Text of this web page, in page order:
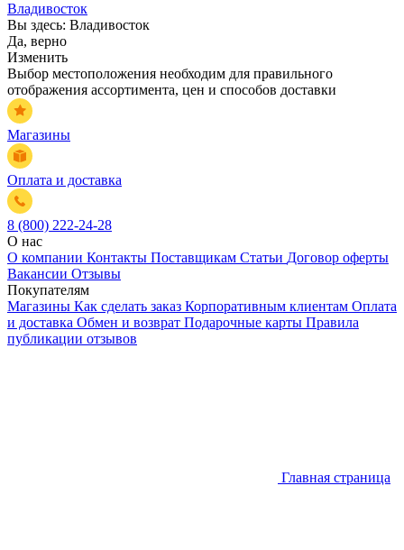
Владивосток
Вы здесь: Владивосток
Да, верно
Изменить
Выбор местоположения необходим для правильного
отображения ассортимента, цен и способов доставки
Магазины
Оплата и доставка
8 (800) 222-24-28
О нас
О компании Контакты Поставщикам Статьи Договор оферты
Вакансии Отзывы
Покупателям
Магазины Как сделать заказ Корпоративным клиентам Оплата
и доставка Обмен и возврат Подарочные карты Правила
публикации отзывов
Главная страница